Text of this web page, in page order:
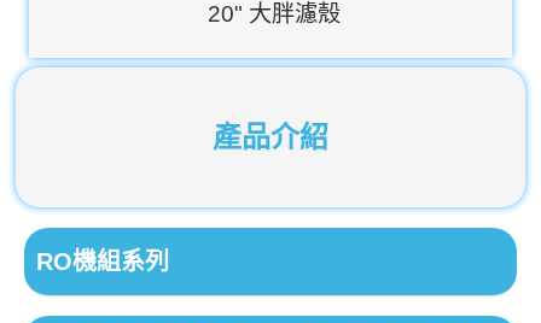
產品介紹
RO機組系列
20" 大胖濾殼